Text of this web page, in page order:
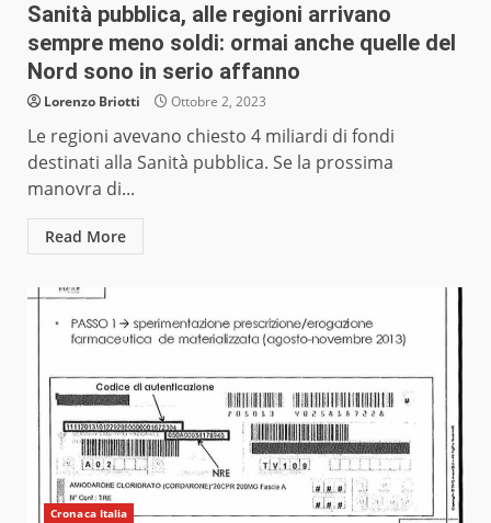
Sanità pubblica, alle regioni arrivano
sempre meno soldi: ormai anche quelle del
Nord sono in serio affanno
Lorenzo Briotti Ottobre 2, 2023
Le regioni avevano chiesto 4 miliardi di fondi
destinati alla Sanità pubblica. Se la prossima
manovra di...
Read More
Cronaca Italia